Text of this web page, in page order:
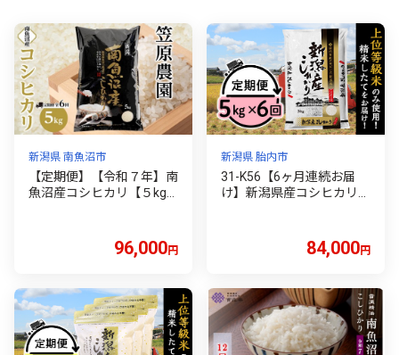
新潟県 南魚沼市
【定期便】【令和７年】南
魚沼産コシヒカリ【５kg×
納税 産地直送 新潟県 日本
米 食品 米農家 自然栽培 高
わい もちもち 食感 定期配
送 収穫 令和 米どころ
96,000円
新潟県 胎内市
31-K56【6ヶ月連続お届
け】新潟県産コシヒカリ5
84,000円